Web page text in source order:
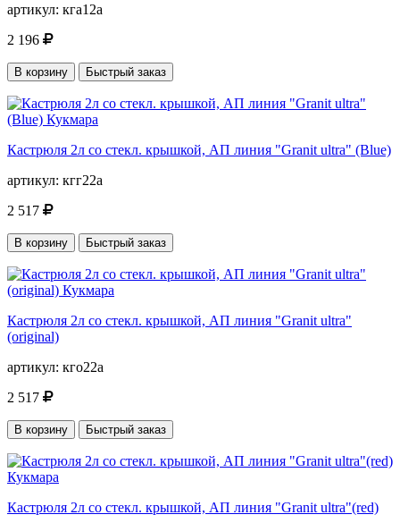
артикул: кга12а
2 196
В корзину Быстрый заказ
Кастрюля 2л со стекл. крышкой, АП линия "Granit ultra" (Blue)
артикул: кгг22а
2 517
В корзину Быстрый заказ
Кастрюля 2л со стекл. крышкой, АП линия "Granit ultra"
(original)
артикул: кго22а
2 517
В корзину Быстрый заказ
Кастрюля 2л со стекл. крышкой, АП линия "Granit ultra"(red)